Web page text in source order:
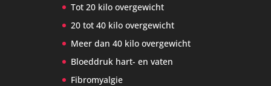
Tot 20 kilo overgewicht
20 tot 40 kilo overgewicht
Meer dan 40 kilo overgewicht
Bloeddruk hart- en vaten
Fibromyalgie